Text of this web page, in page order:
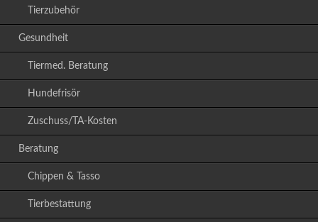
Tierzubehör
Gesundheit
Tiermed. Beratung
Hundefrisör
Zuschuss/TA-Kosten
Beratung
Chippen & Tasso
Tierbestattung